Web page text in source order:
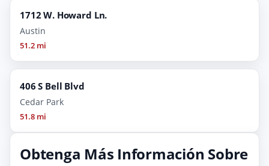
1712 W. Howard Ln.
Austin
51.2 mi
406 S Bell Blvd
Cedar Park
51.8 mi
Obtenga Más Información Sobre